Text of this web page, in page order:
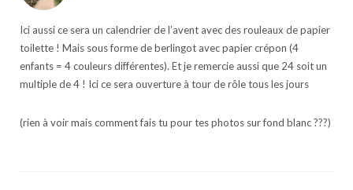
Ici aussi ce sera un calendrier de l’avent avec des rouleaux de papier
toilette ! Mais sous forme de berlingot avec papier crépon (4
enfants = 4 couleurs différentes). Et je remercie aussi que 24 soit un
multiple de 4 ! Ici ce sera ouverture à tour de rôle tous les jours
(rien à voir mais comment fais tu pour tes photos sur fond blanc ???)